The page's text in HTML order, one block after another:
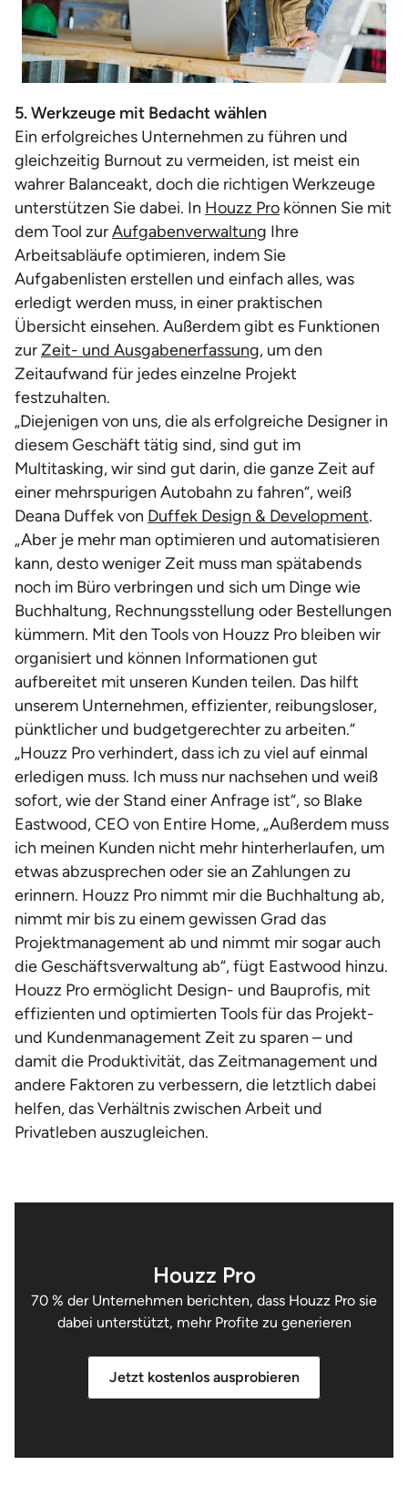
5. Werkzeuge mit Bedacht wählen
Ein erfolgreiches Unternehmen zu führen und
gleichzeitig Burnout zu vermeiden, ist meist ein
wahrer Balanceakt, doch die richtigen Werkzeuge
unterstützen Sie dabei. In Houzz Pro können Sie mit
dem Tool zurAufgabenverwaltung Ihre
Arbeitsabläufe optimieren, indem Sie
Aufgabenlisten erstellen und einfach alles, was
erledigt werden muss, in einer praktischen
Übersicht einsehen. Außerdem gibt es Funktionen
zurZeit- und Ausgabenerfassung, um den
Zeitaufwand für jedes einzelne Projekt
festzuhalten.
„Diejenigen von uns, die als erfolgreiche Designer in
diesem Geschäft tätig sind, sind gut im
Multitasking, wir sind gut darin, die ganze Zeit auf
einer mehrspurigen Autobahn zu fahren“, weiß
Deana Duffek von Duffek Design & Development.
„Aber je mehr man optimieren und automatisieren
kann, desto weniger Zeit muss man spätabends
noch im Büro verbringen und sich um Dinge wie
Buchhaltung, Rechnungsstellung oder Bestellungen
kümmern. Mit den Tools von Houzz Pro bleiben wir
organisiert und können Informationen gut
aufbereitet mit unseren Kunden teilen. Das hilft
unserem Unternehmen, effizienter, reibungsloser,
pünktlicher und budgetgerechter zu arbeiten.“
„Houzz Pro verhindert, dass ich zu viel auf einmal
erledigen muss. Ich muss nur nachsehen und weiß
sofort, wie der Stand einer Anfrage ist“, so Blake
Eastwood, CEO von Entire Home, „Außerdem muss
ich meinen Kunden nicht mehr hinterherlaufen, um
etwas abzusprechen oder sie an Zahlungen zu
erinnern. Houzz Pro nimmt mir die Buchhaltung ab,
nimmt mir bis zu einem gewissen Grad das
Projektmanagement ab und nimmt mir sogar auch
die Geschäftsverwaltung ab“, fügt Eastwood hinzu.
Houzz Pro ermöglicht Design- und Bauprofis, mit
effizienten und optimierten Tools für das Projekt-
und Kundenmanagement Zeit zu sparen – und
damit die Produktivität, das Zeitmanagement und
andere Faktoren zu verbessern, die letztlich dabei
helfen, das Verhältnis zwischen Arbeit und
Privatleben auszugleichen.
Houzz Pro
70 % der Unternehmen berichten, dass Houzz Pro sie
dabei unterstützt, mehr Profite zu generieren
Jetzt kostenlos ausprobieren